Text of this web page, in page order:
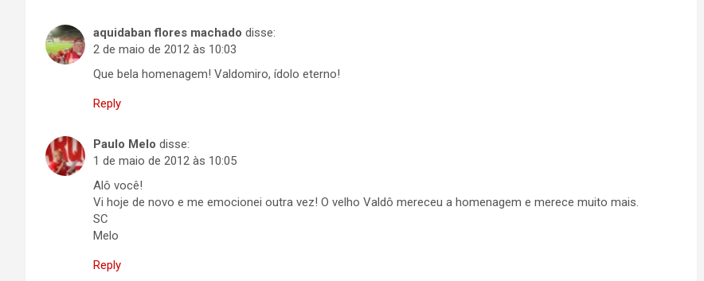
aquidaban flores machado disse:
2 de maio de 2012 às 10:03
Que bela homenagem! Valdomiro, ídolo eterno!
Reply
Paulo Melo disse:
1 de maio de 2012 às 10:05
Alô você!
Vi hoje de novo e me emocionei outra vez! O velho Valdô mereceu a homenagem e merece muito mais.
SC
Melo
Reply